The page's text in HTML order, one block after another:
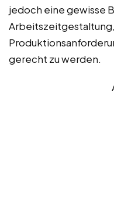
jedoch eine gewisse
gerecht zu werden.